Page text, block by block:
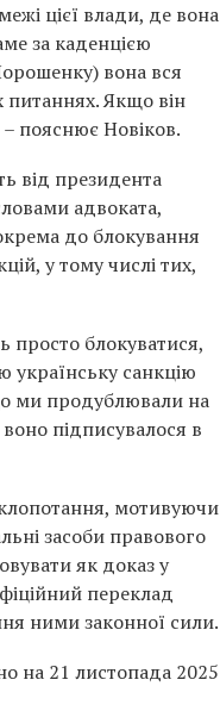
цієї влади, де вона
за каденцією
вона вся
питаннях. Якщо він
пояснює Новіков.
від президента
адвоката,
до блокування
у тому числі тих,
просто блокуватися,
санкцію
ми продублювали на
підписувалося в
мотивуючи
засоби правового
як доказ у
переклад
ними законної сили.
на 21 листопада 2025